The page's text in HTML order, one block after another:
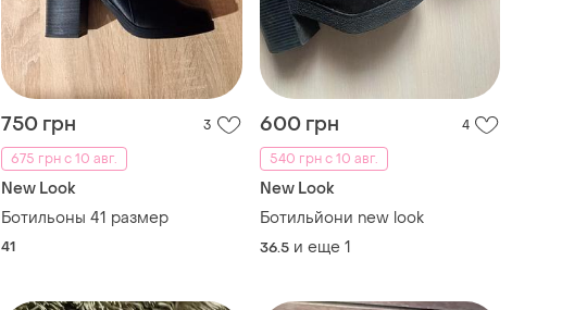
750 грн
3
675 грн с 10 авг.
New Look
Ботильоны 41 размер
41
600 грн
4
540 грн с 10 авг.
New Look
Ботильйони new look
36.5 и еще 1